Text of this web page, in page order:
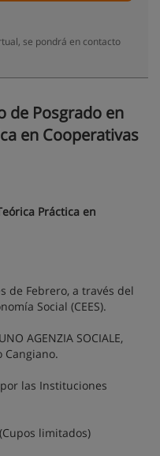
se pondrá en contacto
de Posgrado en
en Cooperativas
Práctica en
de Febrero, a través del
Social (CEES).
AGENZIA SOCIALE,
Cangiano.
las Instituciones
limitados)